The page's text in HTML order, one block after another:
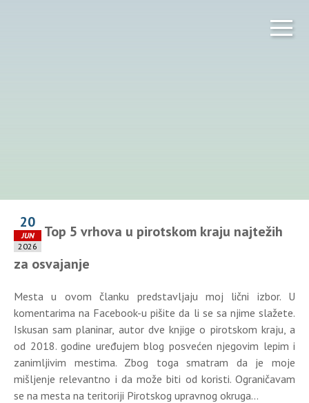
20
JUN
2026
Top 5 vrhova u pirotskom kraju najtežih
za osvajanje
Mesta u ovom članku predstavljaju moj lični izbor. U
komentarima na Facebook-u pišite da li se sa njime slažete.
Iskusan sam planinar, autor dve knjige o pirotskom kraju, a
od 2018. godine uređujem blog posvećen njegovim lepim i
zanimljivim mestima. Zbog toga smatram da je moje
mišljenje relevantno i da može biti od koristi. Ograničavam
se na mesta na teritoriji Pirotskog upravnog okruga...